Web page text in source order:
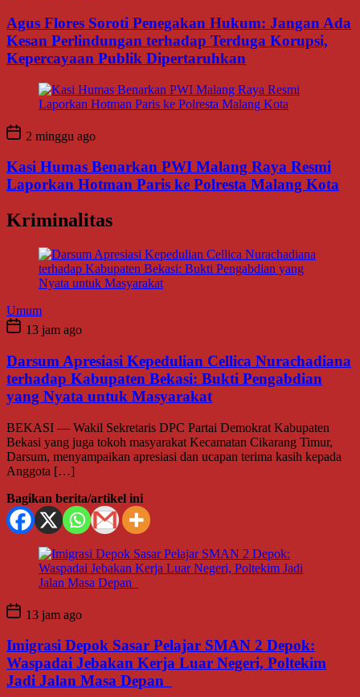
Agus Flores Soroti Penegakan Hukum: Jangan Ada
Kesan Perlindungan terhadap Terduga Korupsi,
Kepercayaan Publik Dipertaruhkan
2 minggu ago
Kasi Humas Benarkan PWI Malang Raya Resmi
Laporkan Hotman Paris ke Polresta Malang Kota
Kriminalitas
Umum
13 jam ago
Darsum Apresiasi Kepedulian Cellica Nurachadiana
terhadap Kabupaten Bekasi: Bukti Pengabdian
yang Nyata untuk Masyarakat
BEKASI — Wakil Sekretaris DPC Partai Demokrat Kabupaten
Bekasi yang juga tokoh masyarakat Kecamatan Cikarang Timur,
Darsum, menyampaikan apresiasi dan ucapan terima kasih kepada
Anggota […]
Bagikan berita/artikel ini
13 jam ago
Imigrasi Depok Sasar Pelajar SMAN 2 Depok:
Waspadai Jebakan Kerja Luar Negeri, Poltekim
Jadi Jalan Masa Depan